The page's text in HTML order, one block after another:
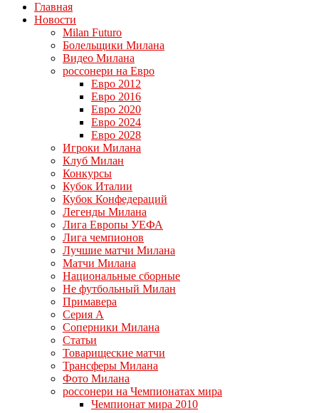
Главная
Новости
Milan Futuro
Болельщики Милана
Видео Милана
россонери на Евро
Евро 2012
Евро 2016
Евро 2020
Евро 2024
Евро 2028
Игроки Милана
Клуб Милан
Конкурсы
Кубок Италии
Кубок Конфедераций
Легенды Милана
Лига Европы УЕФА
Лига чемпионов
Лучшие матчи Милана
Матчи Милана
Национальные сборные
Не футбольный Милан
Примавера
Серия А
Соперники Милана
Статьи
Товарищеские матчи
Трансферы Милана
Фото Милана
россонери на Чемпионатах мира
Чемпионат мира 2010